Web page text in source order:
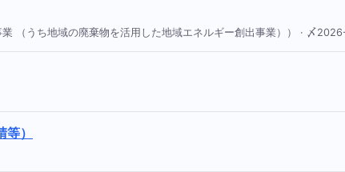
（うち地域の廃棄物を活用した地域エネルギー創出事業）） · 〆
）